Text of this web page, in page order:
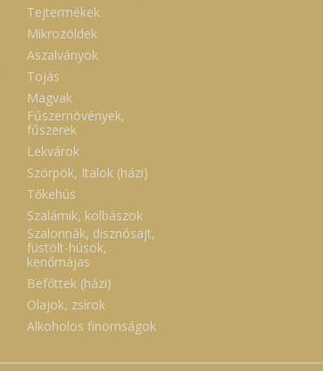
Tejtermékek
Mikrozöldek
Aszalványok
Tojás
Magvak
Fűszernövények,
fűszerek
Lekvárok
Szörpök, Italok (házi)
Tőkehús
Szalámik, kolbászok
Szalonnák, disznósajt,
füstölt-húsok,
kenőmájas
Befőttek (házi)
Olajok, zsírok
Alkoholos finomságok